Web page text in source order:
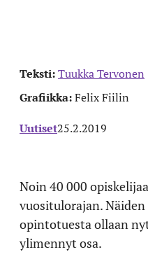
Teksti:Tuukka Tervonen
Grafiikka:Felix Fiilin
Uutiset25.2.2019
Noin 40 000
vuositulorajan.
opintotuesta ollaan
ylimennyt osa.